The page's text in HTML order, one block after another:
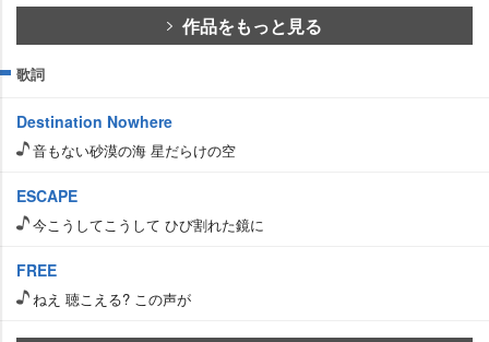
作品をもっと見る
歌詞
Destination Nowhere
音もない砂漠の海 星だらけの空
ESCAPE
今こうしてこうして ひび割れた鏡に
FREE
ねえ 聴こえる? この声が